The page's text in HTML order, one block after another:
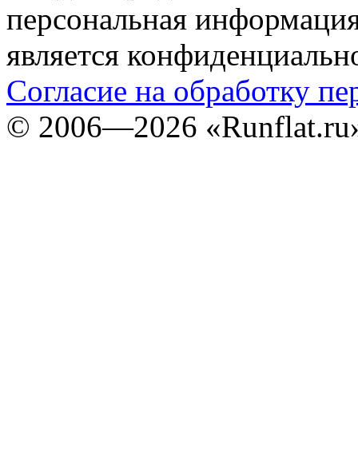
персональная
является
Согласие на обработку
© 2006—2026